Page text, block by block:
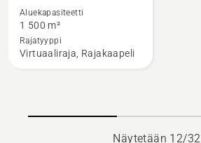
Automower®
410XE
NERA
langattomalla
Aluekapasiteetti
1 500 m²
Rajatyyppi
Virtuaaliraja, Rajakaapeli
Näytetään 12/32